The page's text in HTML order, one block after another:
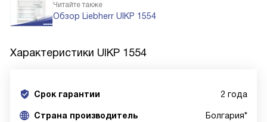
Читайте также
Обзор Liebherr UIKP 1554
Характеристики UIKP 1554
Срок гарантии 2 года
Cтрана производитель Болгария*